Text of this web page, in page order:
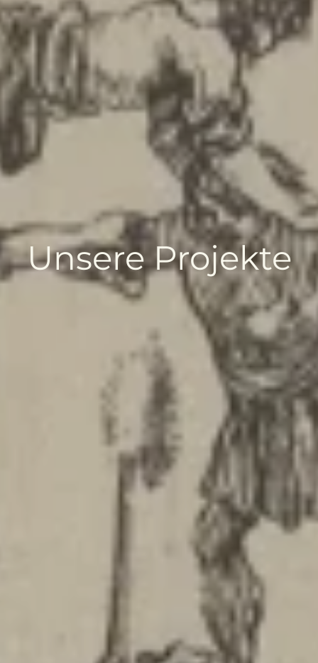
Unsere Projekte